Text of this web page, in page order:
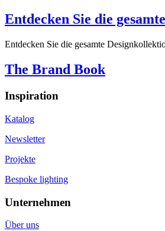
Entdecken Sie die
Entdecken Sie die gesamte
The Brand Book
Inspiration
Katalog
Newsletter
Projekte
Bespoke lighting
Unternehmen
Über uns